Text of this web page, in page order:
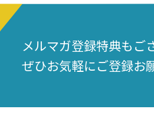
メルマガ登録特典もご
ぜひお気軽にご登録お